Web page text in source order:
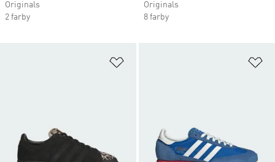
Originals
2 farby
Originals
8 farby
Pridať do zoznamu želaných